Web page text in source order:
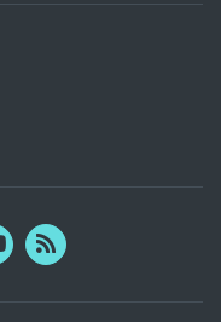
YouTubeRSS